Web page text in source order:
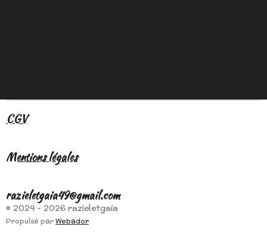
CGV
Mentions légales
razieletgaia49@gmail.com
© 2024 - 2026 razieletgaia
Propulsé parWebador